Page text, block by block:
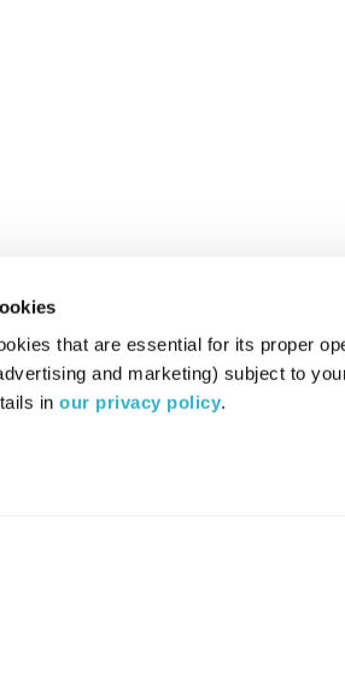
that are essential for its proper
and marketing) subject to
in our privacy policy.